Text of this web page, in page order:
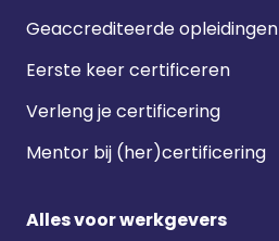
Geaccrediteerde opleidingen
Eerste keer certificeren
Verleng je certificering
Mentor bij (her)certificering
Alles voor werkgevers